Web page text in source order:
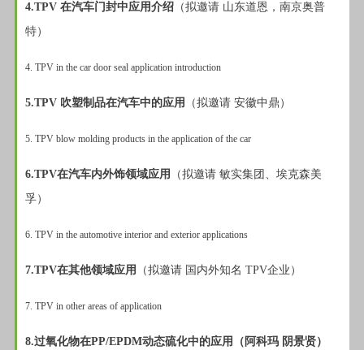
4.TPV 在汽车门封中应用介绍 （拟邀请 山东道恩，南京奥普
特）
4. TPV in the car door seal application introduction
5.TPV 吹塑制品在汽车中的应用 （拟邀请 安徽中鼎）
5. TPV blow molding products in the application of the car
6.TPV在汽车内外饰领域应用
（拟邀请 敏实集团、埃克森美
孚）
6. TPV in the automotive interior and exterior applications
7.TPV在其他领域应用 （拟邀请 国内外知名 TPV企业）
7. TPV in other areas of application
8.过氧化物在PP/EPDM动态硫化中的应用（阿科玛 阴景贤）